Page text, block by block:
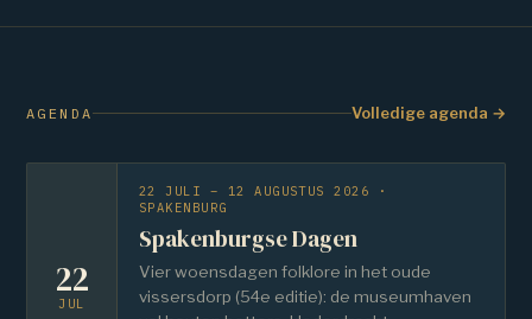
AGENDA Volledige agenda →
22
JUL
22 JULI – 12 AUGUSTUS 2026 ·
SPAKENBURG
Spakenburgse Dagen
Vier woensdagen folklore in het oude
vissersdorp (54e editie): de museumhaven